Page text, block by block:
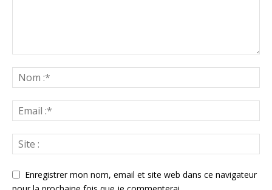
Enregistrer mon nom, email et site web dans ce navigateur